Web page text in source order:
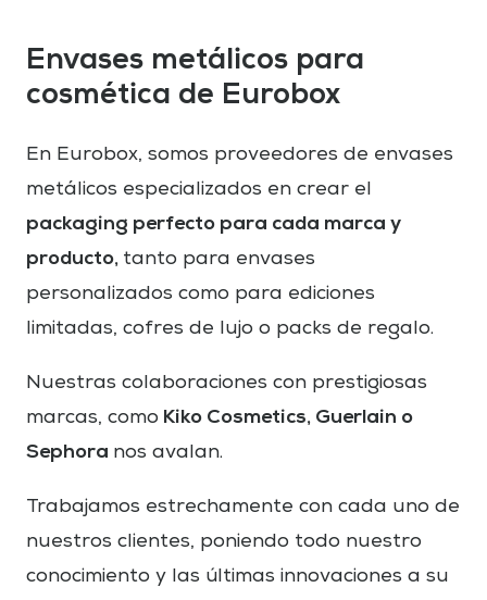
Envases metálicos para
cosmética de Eurobox
En Eurobox, somos proveedores de envases
metálicos especializados en crear el
packaging perfecto para cada marca y
producto, tanto para envases
personalizados como para ediciones
limitadas, cofres de lujo o packs de regalo.
Nuestras colaboraciones con prestigiosas
marcas, como Kiko Cosmetics, Guerlain o
Sephora nos avalan.
Trabajamos estrechamente con cada uno de
nuestros clientes, poniendo todo nuestro
conocimiento y las últimas innovaciones a su